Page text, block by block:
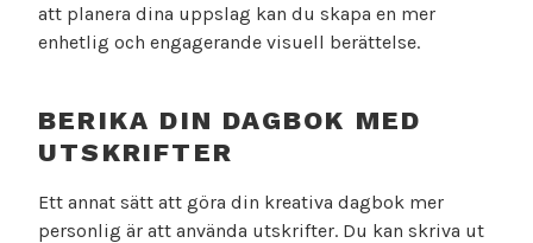
att planera dina uppslag kan du skapa en mer
enhetlig och engagerande visuell berättelse.
BERIKA DIN DAGBOK MED
UTSKRIFTER
Ett annat sätt att göra din kreativa dagbok mer
personlig är att använda utskrifter. Du kan skriva ut